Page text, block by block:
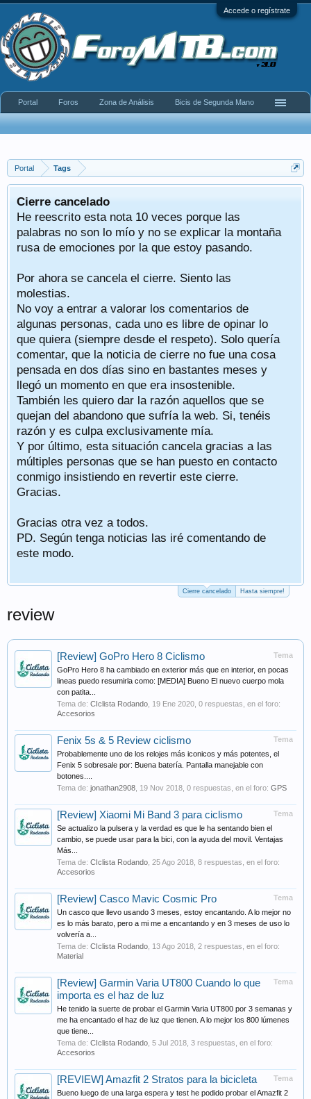
Accede o regístrate
Portal Tags
Cierre cancelado
He reescrito esta nota 10 veces porque las
palabras no son lo mío y no se explicar la montaña
rusa de emociones por la que estoy pasando.
Por ahora se cancela el cierre. Siento las
molestias.
No voy a entrar a valorar los comentarios de
algunas personas, cada uno es libre de opinar lo
que quiera (siempre desde el respeto). Solo quería
comentar, que la noticia de cierre no fue una cosa
pensada en dos días sino en bastantes meses y
llegó un momento en que era insostenible.
También les quiero dar la razón aquellos que se
quejan del abandono que sufría la web. Si, tenéis
razón y es culpa exclusivamente mía.
Y por último, esta situación cancela gracias a las
múltiples personas que se han puesto en contacto
conmigo insistiendo en revertir este cierre.
Gracias.
Gracias otra vez a todos.
PD. Según tenga noticias las iré comentando de
este modo.
Cierre cancelado Hasta siempre!
review
Tema
[Review] GoPro Hero 8 Ciclismo
GoPro Hero 8 ha cambiado en exterior más que en interior, en pocas
lineas puedo resumirla como: [MEDIA] Bueno El nuevo cuerpo mola
con patita...
Tema de: CIclista Rodando 19 Ene 2020 , 0 respuestas, en el foro:
Accesorios
Tema
Fenix 5s & 5 Review ciclismo
Probablemente uno de los relojes más iconicos y más potentes, el
Fenix 5 sobresale por: Buena batería. Pantalla manejable con
botones....
Tema de: jonathan2908 19 Nov 2018 , 0 respuestas, en el foro: GPS
Tema
[Review] Xiaomi Mi Band 3 para ciclismo
Se actualizo la pulsera y la verdad es que le ha sentando bien el
cambio, se puede usar para la bici, con la ayuda del movil. Ventajas
Más...
Tema de: CIclista Rodando 25 Ago 2018 , 8 respuestas, en el foro:
Accesorios
Tema
[Review] Casco Mavic Cosmic Pro
Un casco que llevo usando 3 meses, estoy encantando. A lo mejor no
es lo más barato, pero a mi me a encantando y en 3 meses de uso lo
volvería a...
Tema de: CIclista Rodando 13 Ago 2018 , 2 respuestas, en el foro:
Material
Tema
[Review] Garmin Varia UT800 Cuando lo que
importa es el haz de luz
He tenido la suerte de probar el Garmin Varia UT800 por 3 semanas y
me ha encantado el haz de luz que tienen. A lo mejor los 800 lúmenes
que tiene...
Tema de: CIclista Rodando 5 Jul 2018 , 3 respuestas, en el foro:
Accesorios
Tema
[REVIEW] Amazfit 2 Stratos para la bicicleta
Bueno luego de una larga espera y test he podido probar el Amazfit 2
Portal Foros Zona de Análisis Bicis de Segunda Mano